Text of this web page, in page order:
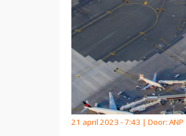
21 april 2023 - 7:43 | Door: ANP